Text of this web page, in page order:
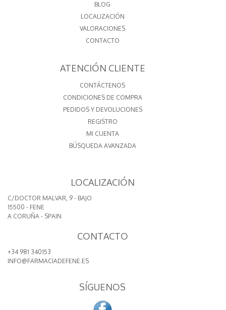
BLOG
LOCALIZACIÓN
VALORACIONES
CONTACTO
ATENCIÓN CLIENTE
CONTÁCTENOS
CONDICIONES DE COMPRA
PEDIDOS Y DEVOLUCIONES
REGISTRO
MI CUENTA
BÚSQUEDA AVANZADA
LOCALIZACIÓN
C/DOCTOR MALVAR, 9 - BAJO
15500 - FENE
A CORUÑA - SPAIN
CONTACTO
+34 981 340153
INFO@FARMACIADEFENE.ES
SÍGUENOS